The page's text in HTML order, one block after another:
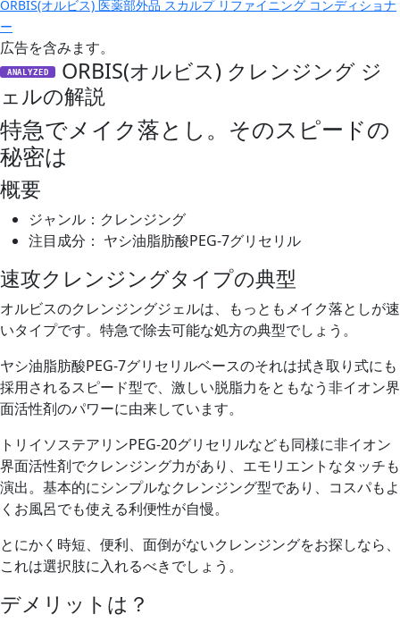
ORBIS(オルビス) 医薬部外品 スカルプ リファイニング コンディショナ
ー
広告を含みます。
ANALYZED
ORBIS(オルビス) クレンジング ジ
ェルの解説
特急でメイク落とし。そのスピードの
秘密は
概要
ジャンル：クレンジング
注目成分： ヤシ油脂肪酸PEG-7グリセリル
速攻クレンジングタイプの典型
オルビスのクレンジングジェルは、もっともメイク落としが速
いタイプです。特急で除去可能な処方の典型でしょう。
ヤシ油脂肪酸PEG-7グリセリルベースのそれは拭き取り式にも
採用されるスピード型で、激しい脱脂力をともなう非イオン界
面活性剤のパワーに由来しています。
トリイソステアリンPEG-20グリセリルなども同様に非イオン
界面活性剤でクレンジング力があり、エモリエントなタッチも
演出。基本的にシンプルなクレンジング型であり、コスパもよ
くお風呂でも使える利便性が自慢。
とにかく時短、便利、面倒がないクレンジングをお探しなら、
これは選択肢に入れるべきでしょう。
デメリットは？